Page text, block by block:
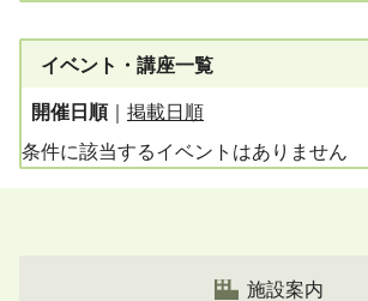
イベント・講座一覧
開催日順｜ 掲載日順
条件に該当するイベントはありません
施設案内